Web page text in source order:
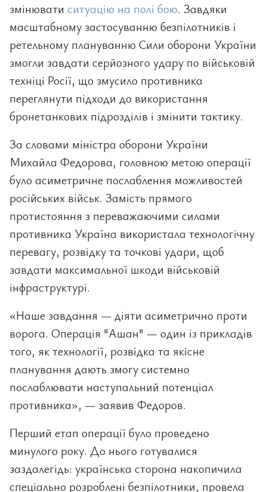
змінювати ситуацію на полі бою. Завдяки
масштабному застосуванню безпілотників і
ретельному плануванню Сили оборони України
змогли завдати серйозного удару по військовій
техніці Росії, що змусило противника
переглянути підходи до використання
бронетанкових підрозділів і змінити тактику.
За словами міністра оборони України
Михайла Федорова, головною метою операції
було асиметричне послаблення можливостей
російських військ. Замість прямого
протистояння з переважаючими силами
противника Україна використала технологічну
перевагу, розвідку та точкові удари, щоб
завдати максимальної шкоди військовій
інфраструктурі.
«Наше завдання — діяти асиметрично проти
ворога. Операція "Ашан" — один із прикладів
того, як технології, розвідка та якісне
планування дають змогу системно
послаблювати наступальний потенціал
противника», — заявив Федоров.
Перший етап операції було проведено
минулого року. До нього готувалися
заздалегідь: українська сторона накопичила
спеціально розроблені безпілотники, провела